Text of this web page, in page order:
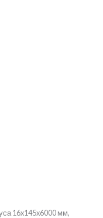
16x145x6000 мм,